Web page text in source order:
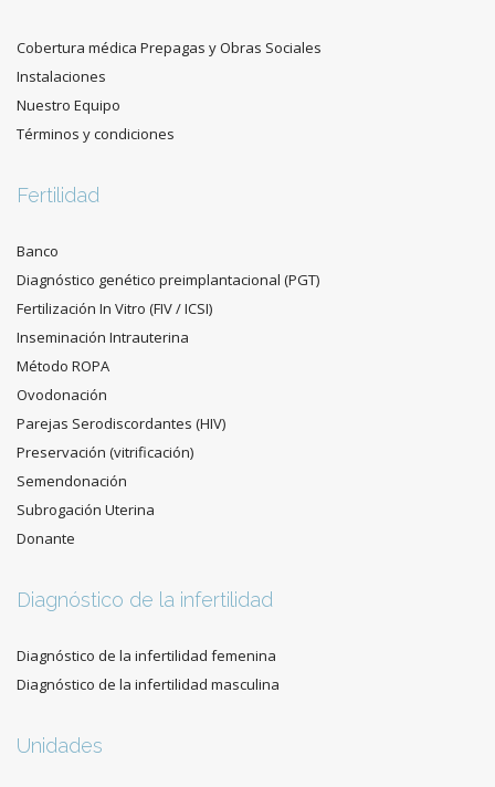
Cobertura médica Prepagas y Obras Sociales
Instalaciones
Nuestro Equipo
Términos y condiciones
Fertilidad
Banco
Diagnóstico genético preimplantacional (PGT)
Fertilización In Vitro (FIV / ICSI)
Inseminación Intrauterina
Método ROPA
Ovodonación
Parejas Serodiscordantes (HIV)
Preservación (vitrificación)
Semendonación
Subrogación Uterina
Donante
Diagnóstico de la infertilidad
Diagnóstico de la infertilidad femenina
Diagnóstico de la infertilidad masculina
Unidades